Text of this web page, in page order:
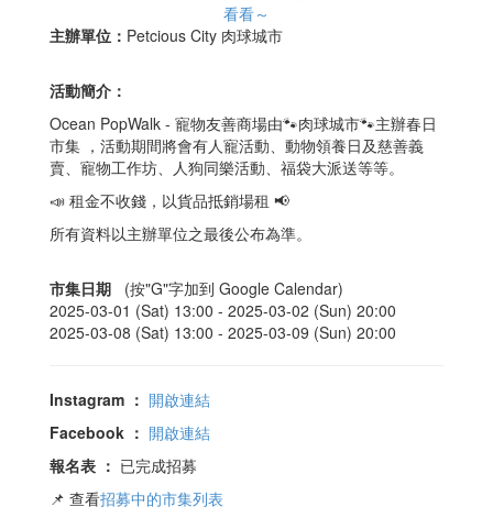
看看～
主辦單位： Petcious City 肉球城市
活動簡介：
Ocean PopWalk - 寵物友善商場由🐾肉球城市🐾主辦春日
市集 ，活動期間將會有人寵活動、動物領養日及慈善義
賣、寵物工作坊、人狗同樂活動、福袋大派送等等。
📣 租金不收錢，以貨品抵銷場租 📢
所有資料以主辦單位之最後公布為準。
市集日期
(按"G"字加到 Google Calendar)
2025-03-01 (Sat) 13:00 - 2025-03-02 (Sun) 20:00
2025-03-08 (Sat) 13:00 - 2025-03-09 (Sun) 20:00
Instagram ： 開啟連結
Facebook ： 開啟連結
報名表 ： 已完成招募
📌 查看招募中的市集列表